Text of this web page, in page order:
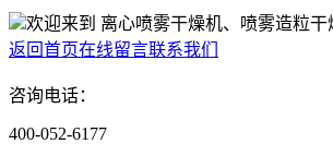
欢迎来到 离心喷雾干燥机、喷雾造粒干
返回首页在线留言联系我们
咨询电话：
400-052-6177